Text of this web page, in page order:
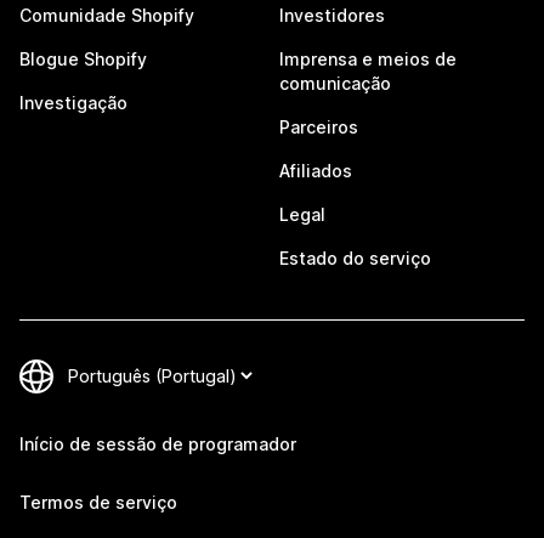
Comunidade Shopify
Blogue Shopify
Investigação
Investidores
Imprensa e meios de
comunicação
Parceiros
Afiliados
Legal
Estado do serviço
Início de sessão de programador
Termos de serviço